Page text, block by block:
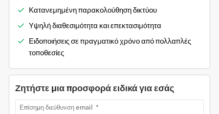
Κατανεμημένη παρακολούθηση δικτύου
Υψηλή διαθεσιμότητα και επεκτασιμότητα
Ειδοποιήσεις σε πραγματικό χρόνο από πολλαπλές
τοποθεσίες
Ζητήστε μια προσφορά ειδικά για εσάς